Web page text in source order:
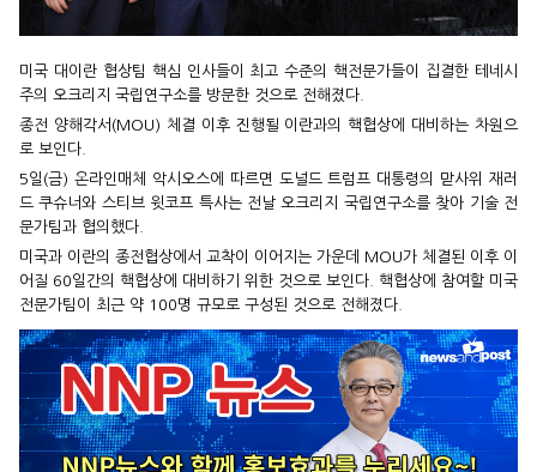
미국 대이란 협상팀 핵심 인사들이 최고 수준의 핵전문가들이 집결한 테네시
주의 오크리지 국립연구소를 방문한 것으로 전해졌다.
종전 양해각서(MOU) 체결 이후 진행될 이란과의 핵협상에 대비하는 차원으
로 보인다.
5일(금) 온라인매체 악시오스에 따르면 도널드 트럼프 대통령의 맏사위 재러
드 쿠슈너와 스티브 윗코프 특사는 전날 오크리지 국립연구소를 찾아 기술 전
문가팀과 협의했다.
미국과 이란의 종전협상에서 교착이 이어지는 가운데 MOU가 체결된 이후 이
어질 60일간의 핵협상에 대비하기 위한 것으로 보인다. 핵협상에 참여할 미국
전문가팀이 최근 약 100명 규모로 구성된 것으로 전해졌다.